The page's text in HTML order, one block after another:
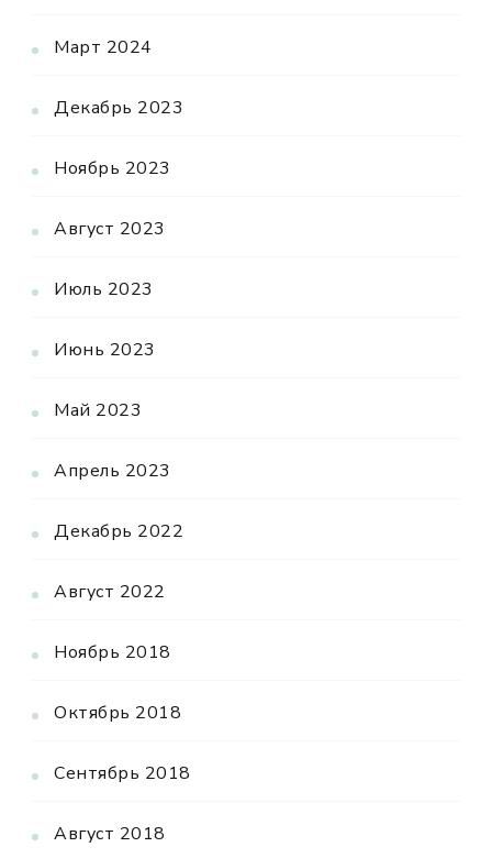
Март 2024
Декабрь 2023
Ноябрь 2023
Август 2023
Июль 2023
Июнь 2023
Май 2023
Апрель 2023
Декабрь 2022
Август 2022
Ноябрь 2018
Октябрь 2018
Сентябрь 2018
Август 2018